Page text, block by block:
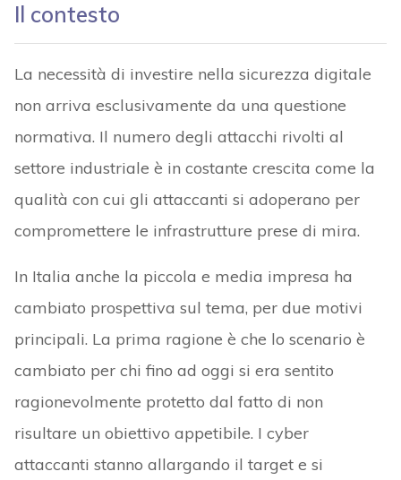
Il contesto
La necessità di investire nella sicurezza digitale
non arriva esclusivamente da una questione
normativa. Il numero degli attacchi rivolti al
settore industriale è in costante crescita come la
qualità con cui gli attaccanti si adoperano per
compromettere le infrastrutture prese di mira.
In Italia anche la piccola e media impresa ha
cambiato prospettiva sul tema, per due motivi
principali. La prima ragione è che lo scenario è
cambiato per chi fino ad oggi si era sentito
ragionevolmente protetto dal fatto di non
risultare un obiettivo appetibile. I cyber
attaccanti stanno allargando il target e si